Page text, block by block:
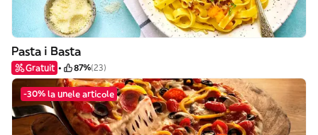
Pasta i Basta
Gratuit 87%(23)
-30% la unele articole